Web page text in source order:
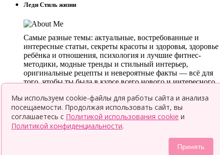
Леди Стиль жизни
Самые разные темы: актуальные, востребованные и
интересные статьи, секреты красоты и здоровья, здоровье
ребёнка и отношения, психология и лучшие фитнес-
методики, модные тренды и стильный интерьер,
оригинальные рецепты и невероятные факты — всё для
того, чтобы ты была в курсе всего нового и интересного.
© 2026 Леди LifeStyle
Top
Мы используем cookie-файлы для работы сайта и анализа
посещаемости. Продолжая использовать сайт, вы
соглашаетесь с Политикой использования cookie и
Политикой конфиденциальности.
Принять